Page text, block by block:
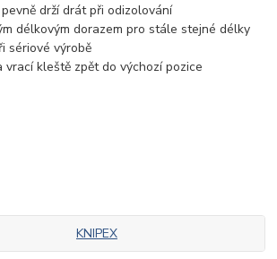
drží drát při odizolování
délkovým dorazem pro stále stejné délky
sériové výrobě
vrací kleště zpět do výchozí pozice
KNIPEX